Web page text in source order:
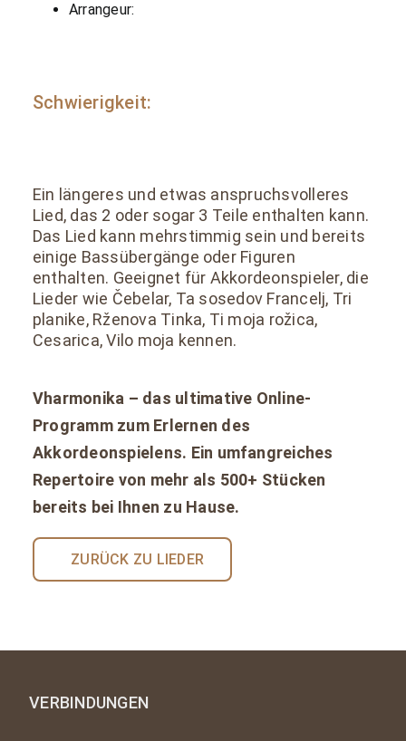
Arrangeur:
Schwierigkeit:
Ein längeres und etwas anspruchsvolleres
Lied, das 2 oder sogar 3 Teile enthalten kann.
Das Lied kann mehrstimmig sein und bereits
einige Bassübergänge oder Figuren
enthalten. Geeignet für Akkordeonspieler, die
Lieder wie Čebelar, Ta sosedov Francelj, Tri
planike, Rženova Tinka, Ti moja rožica,
Cesarica, Vilo moja kennen.
Vharmonika – das ultimative Online-
Programm zum Erlernen des
Akkordeonspielens. Ein umfangreiches
Repertoire von mehr als 500+ Stücken
bereits bei Ihnen zu Hause.
ZURÜCK ZU LIEDER
VERBINDUNGEN